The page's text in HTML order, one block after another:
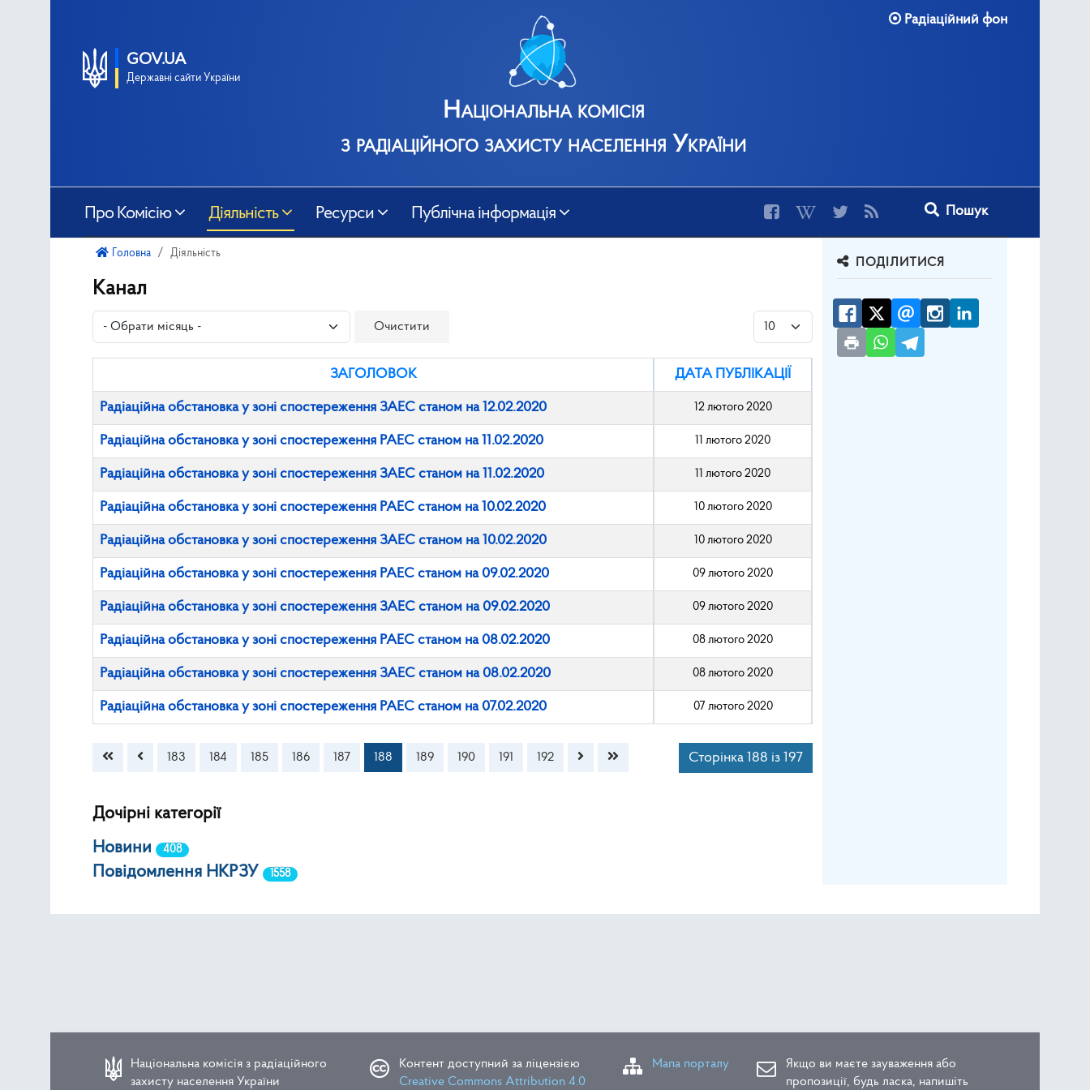
GOV.UA
Державні сайти України
Національна комісія
з радіаційного захисту населення України
Радіаційний фон
Про Комісію Діяльність Ресурси Публічна інформація
Type 2 or more characters for
Пошук
Головна Діяльність
Канал
- Обрати місяць -
Очистити
Показувати
ЗАГОЛОВОК ДАТА ПУБЛІКАЦІЇ
Радіаційна обстановка у зоні спостереження ЗАЕС станом на 12.02.2020 12 лютого 2020
Радіаційна обстановка у зоні спостереження РАЕС станом на 11.02.2020 11 лютого 2020
Радіаційна обстановка у зоні спостереження ЗАЕС станом на 11.02.2020 11 лютого 2020
Радіаційна обстановка у зоні спостереження РАЕС станом на 10.02.2020 10 лютого 2020
Радіаційна обстановка у зоні спостереження ЗАЕС станом на 10.02.2020 10 лютого 2020
Радіаційна обстановка у зоні спостереження РАЕС станом на 09.02.2020 09 лютого 2020
Радіаційна обстановка у зоні спостереження ЗАЕС станом на 09.02.2020 09 лютого 2020
Радіаційна обстановка у зоні спостереження РАЕС станом на 08.02.2020 08 лютого 2020
Радіаційна обстановка у зоні спостереження ЗАЕС станом на 08.02.2020 08 лютого 2020
Радіаційна обстановка у зоні спостереження РАЕС станом на 07.02.2020 07 лютого 2020
Сторінка 188 із 197
183 184 185 186 187 188 189 190 191 192
Дочірні категорії
Новини
408
Повідомлення НКРЗУ 1558
ПОДІЛИТИСЯ
Національна комісія з радіаційного
захисту населення України
Контент доступний за ліцензією
Creative Commons Attribution 4.0
Мапа порталу
Якщо ви маєте зауваження або
пропозиції, будь ласка, напишіть